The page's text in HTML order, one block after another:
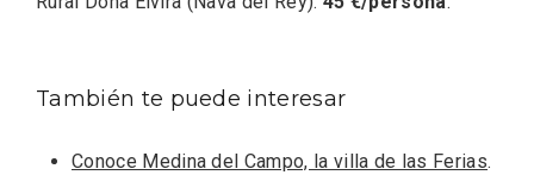
También te puede interesar
Conoce Medina del Campo, la villa de las Ferias.